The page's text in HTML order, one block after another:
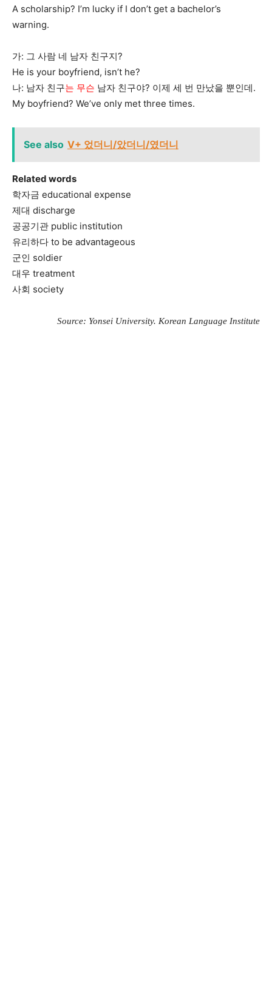
A scholarship? I’m lucky if I don’t get a bachelor’s
warning.
가: 그 사람 네 남자 친구지?
He is your boyfriend, isn’t he?
나: 남자 친구는 무슨 남자 친구야? 이제 세 번 만났을 뿐인데.
My boyfriend? We’ve only met three times.
See also V+ 었더니/았더니/였더니
Related words
학자금 educational expense
제대 discharge
공공기관 public institution
유리하다 to be advantageous
군인 soldier
대우 treatment
사회 society
Source: Yonsei University. Korean Language Institute